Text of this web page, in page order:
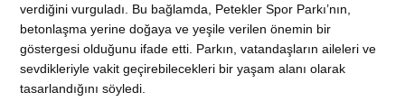
verdiğini vurguladı. Bu bağlamda, Petekler Spor Parkı’nın,
betonlaşma yerine doğaya ve yeşile verilen önemin bir
göstergesi olduğunu ifade etti. Parkın, vatandaşların aileleri ve
sevdikleriyle vakit geçirebilecekleri bir yaşam alanı olarak
tasarlandığını söyledi.